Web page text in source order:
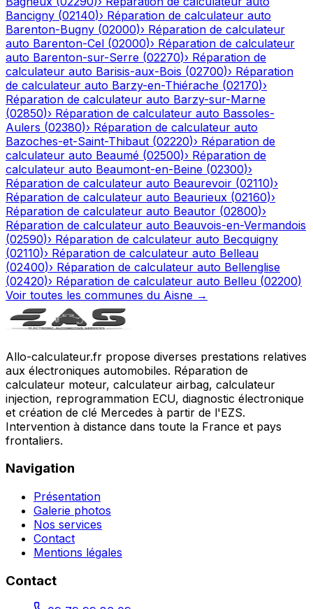
Bancigny (02140)› Réparation de calculateur auto
Barenton-Bugny (02000)› Réparation de calculateur
auto Barenton-Cel (02000)› Réparation de calculateur
auto Barenton-sur-Serre (02270)› Réparation de
calculateur auto Barisis-aux-Bois (02700)› Réparation
de calculateur auto Barzy-en-Thiérache (02170)›
Réparation de calculateur auto Barzy-sur-Marne
(02850)› Réparation de calculateur auto Bassoles-
Aulers (02380)› Réparation de calculateur auto
Bazoches-et-Saint-Thibaut (02220)› Réparation de
calculateur auto Beaumé (02500)› Réparation de
calculateur auto Beaumont-en-Beine (02300)›
Réparation de calculateur auto Beaurevoir (02110)›
Réparation de calculateur auto Beaurieux (02160)›
Réparation de calculateur auto Beautor (02800)›
Réparation de calculateur auto Beauvois-en-Vermandois
(02590)› Réparation de calculateur auto Becquigny
(02110)› Réparation de calculateur auto Belleau
(02400)› Réparation de calculateur auto Bellenglise
(02420)› Réparation de calculateur auto Belleu (02200)
Voir toutes les communes du Aisne →
Allo-calculateur.fr propose diverses prestations relatives
aux électroniques automobiles. Réparation de
calculateur moteur, calculateur airbag, calculateur
injection, reprogrammation ECU, diagnostic électronique
et création de clé Mercedes à partir de l'EZS.
Intervention à distance dans toute la France et pays
frontaliers.
Navigation
Présentation
Galerie photos
Nos services
Contact
Mentions légales
Contact